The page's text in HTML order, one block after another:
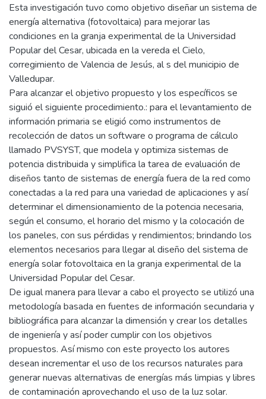
Esta investigación tuvo como objetivo diseñar un sistema de
energía alternativa (fotovoltaica) para mejorar las
condiciones en la granja experimental de la Universidad
Popular del Cesar, ubicada en la vereda el Cielo,
corregimiento de Valencia de Jesús, al s del municipio de
Valledupar.
Para alcanzar el objetivo propuesto y los específicos se
siguió el siguiente procedimiento.: para el levantamiento de
información primaria se eligió como instrumentos de
recolección de datos un software o programa de cálculo
llamado PVSYST, que modela y optimiza sistemas de
potencia distribuida y simplifica la tarea de evaluación de
diseños tanto de sistemas de energía fuera de la red como
conectadas a la red para una variedad de aplicaciones y así
determinar el dimensionamiento de la potencia necesaria,
según el consumo, el horario del mismo y la colocación de
los paneles, con sus pérdidas y rendimientos; brindando los
elementos necesarios para llegar al diseño del sistema de
energía solar fotovoltaica en la granja experimental de la
Universidad Popular del Cesar.
De igual manera para llevar a cabo el proyecto se utilizó una
metodología basada en fuentes de información secundaria y
bibliográfica para alcanzar la dimensión y crear los detalles
de ingeniería y así poder cumplir con los objetivos
propuestos. Así mismo con este proyecto los autores
desean incrementar el uso de los recursos naturales para
generar nuevas alternativas de energías más limpias y libres
de contaminación aprovechando el uso de la luz solar.